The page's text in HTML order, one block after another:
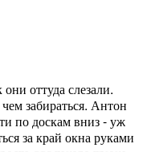
оттуда слезали.
забираться. Антон
по доскам вниз - уж
за край окна руками